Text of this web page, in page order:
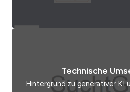
Technische
Hintergrund zu generativer KI